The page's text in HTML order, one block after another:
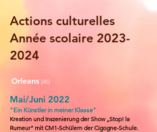
Actions culturelles
Année scolaire 2023-
2024
Orleans (45)
Mai/Juni 2022
"Ein Künstler in meiner Klasse"
Kreation und Inszenierung der Show „Stop! la
Rumeur“ mit CM1-Schülern der Cigogne-Schule.